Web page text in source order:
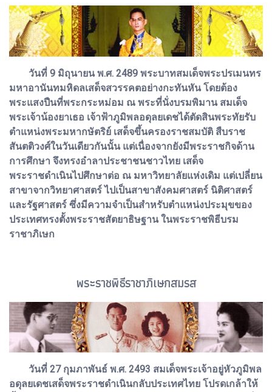
วันที่ 9 มิถุนายน พ.ศ. 2489 พระบาทสมเด็จพระปรเมนทร
มหาอานันทมหิดลเสด็จสวรรคตอย่างกะทันหัน โดยต้อง
พระแสงปืนที่พระกระหม่อม ณ พระที่นั่งบรมพิมาน สมเด็จ
พระเจ้าน้องยาเธอ เจ้าฟ้าภูมิพลอดุลยเดชได้ตัดสินพระทัยรับ
ตำแหน่งพระมหากษัตริย์ เสด็จขึ้นครองราชสมบัติ สืบราช
สันตติวงศ์ในวันเดียวกันนั้น แต่เนื่องจากยังมีพระราชกิจด้าน
การศึกษา จึงทรงอำลาประชาชนชาวไทย เสด็จ
พระราชดำเนินไปศึกษาต่อ ณ มหาวิทยาลัยแห่งเดิม แต่เปลี่ยน
สาขาจากวิทยาศาสตร์ ไปเป็นสาขาสังคมศาสตร์ นิติศาสตร์
และรัฐศาสตร์ ซึ่งมีความจำเป็นสำหรับตำแหน่งประมุขของ
ประเทศทรงตั้งพระราชสัตยาธิษฐาน ในพระราชพิธีบรม
ราชาภิเษก
พระราชพิธีราชาภิเษกสมรส
วันที่ 27 กุมภาพันธ์ พ.ศ. 2493 สมเด็จพระเจ้าอยู่หัวภูมิพล
อดุลยเดชเสด็จพระราชดำเนินกลับประเทศไทย โปรดเกล้าให้